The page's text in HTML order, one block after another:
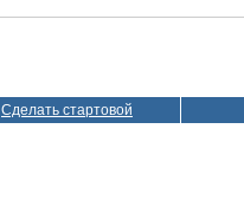
Сделать стартовой